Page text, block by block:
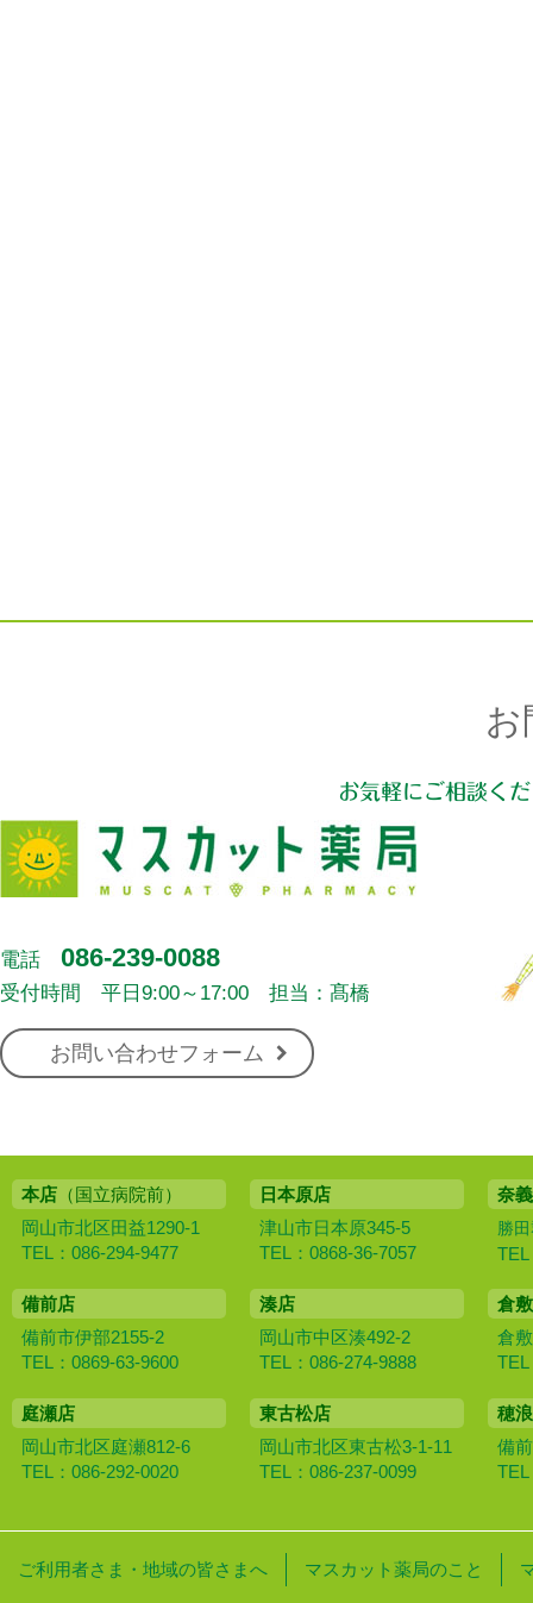
お
お気軽にご相談く
電話 086-239-0088
受付時間 平日9:00～17:00 担当：髙橋
お問い合わせフォーム
本店 （国立病院前）
岡山市北区田益1290-1
TEL：086-294-9477
日本原店
津山市日本原345-5
TEL：0868-36-7057
奈
勝
TEL
備前店
備前市伊部2155-2
TEL：0869-63-9600
湊店
岡山市中区湊492-2
TEL：086-274-9888
倉
倉
TEL
庭瀬店
岡山市北区庭瀬812-6
TEL：086-292-0020
東古松店
岡山市北区東古松3-1-11
TEL：086-237-0099
穂
備
TEL
ご利用者さま・地域の皆さまへ マスカット薬局のこと